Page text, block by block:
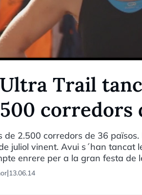
Trail
corredors
de 2.500 corredors de 36
juliol vinent. Avui s´han tancat
enrere per a la gran festa de
|13.06.14